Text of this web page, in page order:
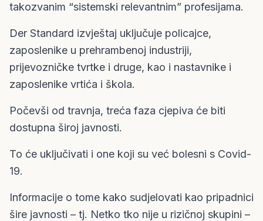
takozvanim “sistemski relevantnim” profesijama.
Der Standard izvještaj uključuje policajce,
zaposlenike u prehrambenoj industriji,
prijevozničke tvrtke i druge, kao i nastavnike i
zaposlenike vrtića i škola.
Počevši od travnja, treća faza cjepiva će biti
dostupna široj javnosti.
To će uključivati ​​i one koji su već bolesni s Covid-
19.
Informacije o tome kako sudjelovati kao pripadnici
šire javnosti – tj. Netko tko nije u rizičnoj skupini –